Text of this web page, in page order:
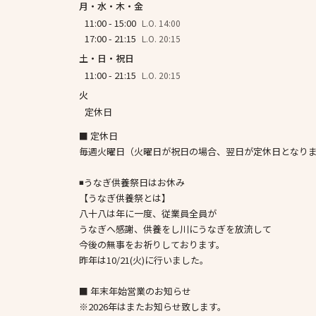
月・水・木・金
11:00 - 15:00 L.O. 14:00
17:00 - 21:15 L.O. 20:15
土・日・祝日
11:00 - 21:15 L.O. 20:15
火
定休日
■ 定休日
毎週火曜日（火曜日が祝日の場合、翌日が定休日となり
◾️うなぎ供養祭日はお休み
【うなぎ供養祭とは】
八十八は年に一度、従業員全員が
うなぎへ感謝、供養をし川にうなぎを放流して
今後の無事をお祈りしております。
昨年は10/21(火)に行いました。
■ 年末年始営業のお知らせ
※2026年はまたお知らせ致します。